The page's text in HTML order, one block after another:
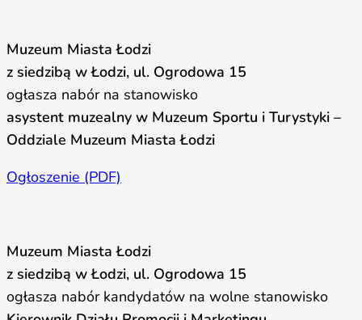
Muzeum Miasta Łodzi
z siedzibą w Łodzi, ul. Ogrodowa 15
ogłasza nabór na stanowisko
asystent muzealny w Muzeum Sportu i Turystyki –
Oddziale Muzeum Miasta Łodzi
Ogłoszenie (PDF)
Muzeum Miasta Łodzi
z siedzibą w Łodzi, ul. Ogrodowa 15
ogłasza nabór kandydatów na wolne stanowisko